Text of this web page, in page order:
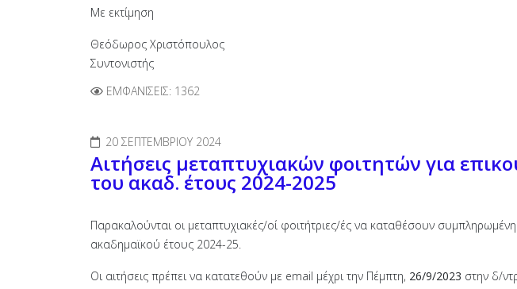
Με εκτίμηση
Θεόδωρος Χριστόπουλος
Συντονιστής
ΕΜΦΑΝΊΣΕΙΣ: 1362
20 ΣΕΠΤΕΜΒΡΊΟΥ 2024
Αιτήσεις μεταπτυχιακών φοιτητών για
του ακαδ. έτους 2024-2025
Παρακαλούνται οι μεταπτυχιακές/οί φοιτήτριες/ές να καταθέσουν
ακαδημαϊκού έτους 2024-25.
Οι αιτήσεις πρέπει να κατατεθούν με email μέχρι την Πέμπτη, 26/9/2023 στην δ/